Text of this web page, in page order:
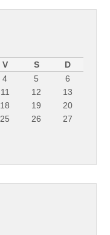
V S
D
4 5
6
11 12
13
18 19
20
25 26
27